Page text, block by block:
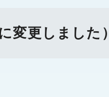
変更しました）